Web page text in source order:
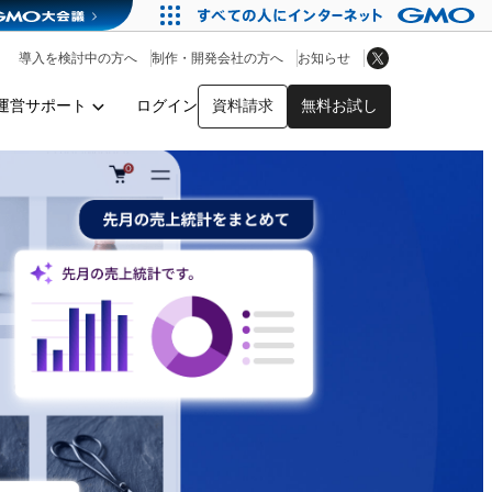
営サポート ログイン 資料請求 無料お試し
導入を検討中の方へ 制作・開発会社の方へ お知らせ
アプリストア